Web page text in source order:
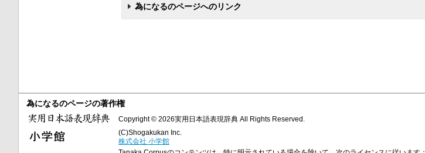
為になるのページへのリンク
為になるのページの著作権
Copyright © 2026実用日本語表現辞典 All Rights Reserved.
(C)Shogakukan Inc.
株式会社 小学館